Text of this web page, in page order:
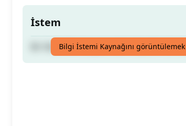
İstem
Bir Makefile dosyasındaki düzeltmeleri
Bilgi İstemi Kaynağını